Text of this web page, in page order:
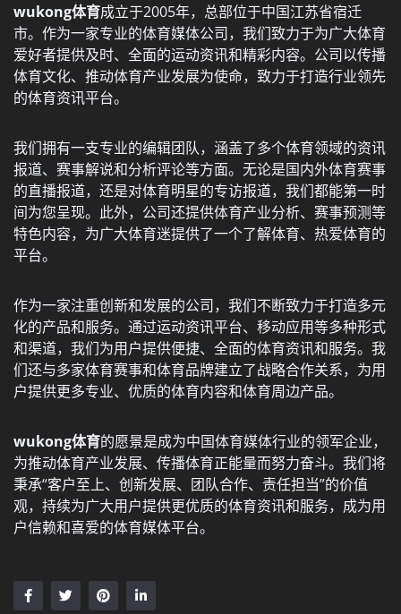
wukong体育成立于2005年，总部位于中国江苏省宿迁
市。作为一家专业的体育媒体公司，我们致力于为广大体育
爱好者提供及时、全面的运动资讯和精彩内容。公司以传播
体育文化、推动体育产业发展为使命，致力于打造行业领先
的体育资讯平台。
我们拥有一支专业的编辑团队，涵盖了多个体育领域的资讯
报道、赛事解说和分析评论等方面。无论是国内外体育赛事
的直播报道，还是对体育明星的专访报道，我们都能第一时
间为您呈现。此外，公司还提供体育产业分析、赛事预测等
特色内容，为广大体育迷提供了一个了解体育、热爱体育的
平台。
作为一家注重创新和发展的公司，我们不断致力于打造多元
化的产品和服务。通过运动资讯平台、移动应用等多种形式
和渠道，我们为用户提供便捷、全面的体育资讯和服务。我
们还与多家体育赛事和体育品牌建立了战略合作关系，为用
户提供更多专业、优质的体育内容和体育周边产品。
wukong体育的愿景是成为中国体育媒体行业的领军企业，
为推动体育产业发展、传播体育正能量而努力奋斗。我们将
秉承“客户至上、创新发展、团队合作、责任担当”的价值
观，持续为广大用户提供更优质的体育资讯和服务，成为用
户信赖和喜爱的体育媒体平台。